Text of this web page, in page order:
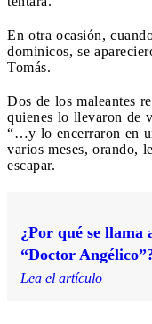
En otra ocasión,
dominicos, se
Tomás.
Dos de los maleantes
quienes lo llevaron de
“…y lo encerraron en
varios meses, orando,
escapar.
¿Por qué se llama
“Doctor
Lea el artículo